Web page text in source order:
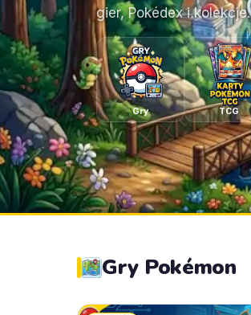
gier, Pokédex i kolekcje.
Gry TCG
Gry Pokémon